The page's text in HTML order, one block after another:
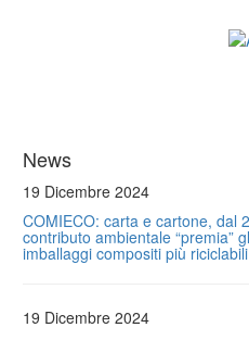
News
19 Dicembre 2024
COMIECO: carta e cartone, dal
contributo ambientale “premia”
imballaggi compositi più riciclabili
19 Dicembre 2024